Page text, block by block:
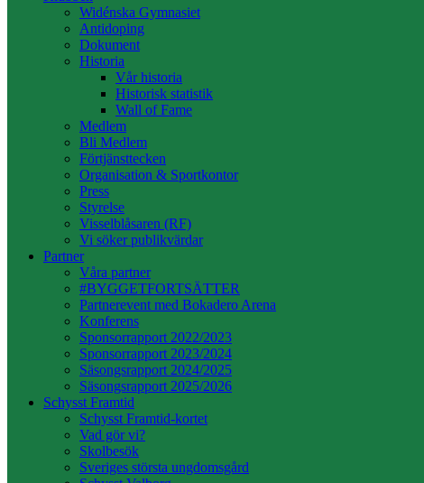
Widénska Gymnasiet
Antidoping
Dokument
Historia
Vår historia
Historisk statistik
Wall of Fame
Medlem
Bli Medlem
Förtjänsttecken
Organisation & Sportkontor
Press
Styrelse
Visselblåsaren (RF)
Vi söker publikvärdar
Partner
Våra partner
#BYGGETFORTSÄTTER
Partnerevent med Bokadero Arena
Konferens
Sponsorrapport 2022/2023
Sponsorrapport 2023/2024
Säsongsrapport 2024/2025
Säsongsrapport 2025/2026
Schysst Framtid
Schysst Framtid-kortet
Vad gör vi?
Skolbesök
Sveriges största ungdomsgård